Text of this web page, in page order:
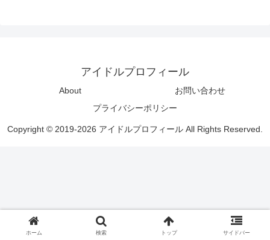
アイドルプロフィール
About
お問い合わせ
プライバシーポリシー
Copyright © 2019-2026 アイドルプロフィール All Rights Reserved.
ホーム 検索 トップ サイドバー